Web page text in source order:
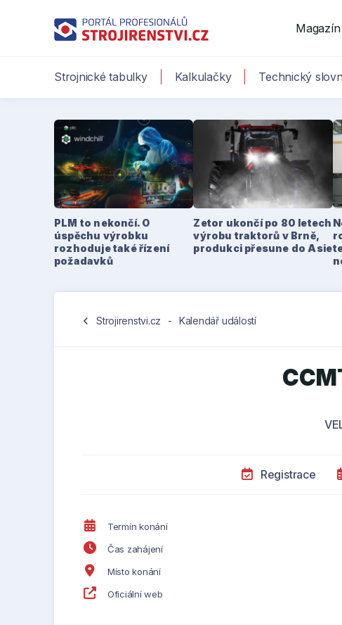
Magazín
Strojnické tabulky Kalkulačky Technický
PLM to nekončí. O
úspěchu výrobku
rozhoduje také řízení
požadavků
Zetor ukončí po 80 letech
výrobu traktorů v Brně,
produkci přesune do Asie
chevron_left Strojirenstvi.cz - Kalendář událostí
Registrace
Termín konání
Čas zahájení
Místo konání
Oficiální web